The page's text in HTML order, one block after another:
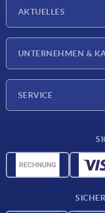
AKTUELLES
Presseberichte
UNTERNEHMEN &
SERVICE